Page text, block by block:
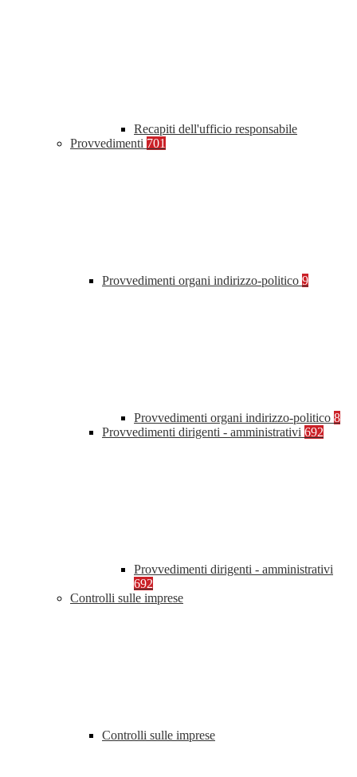
Recapiti dell'ufficio responsabile
Provvedimenti 701
Provvedimenti organi indirizzo-politico 9
Provvedimenti organi indirizzo-politico 8
Provvedimenti dirigenti - amministrativi 692
Provvedimenti dirigenti - amministrativi
692
Controlli sulle imprese
Controlli sulle imprese